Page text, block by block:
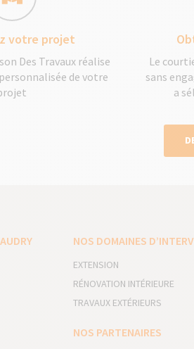
votre projet
Des Travaux réalise
de votre
Le
sans
a
NOS DOMAINES
EXTENSION
RÉNOVATION INTÉRIEURE
TRAVAUX EXTÉRIEURS
NOS PARTENAIRES